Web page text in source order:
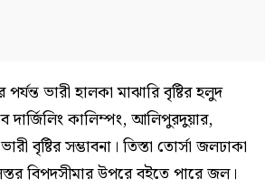
ভারী হালকা মাঝারি বৃষ্টির হলুদ
দার্জিলিং কালিম্পং, আলিপুরদুয়ার,
বৃষ্টির সম্ভাবনা। তিস্তা তোর্সা জলঢাকা
বিপদসীমার উপরে বইতে পারে জল।